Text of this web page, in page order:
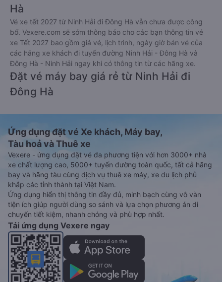
Hà
Vé xe tết 2027 từ Ninh Hải đi Đông Hà vẫn chưa được công
bố. Vexere.com sẽ sớm thông báo cho các bạn thông tin vé
xe Tết 2027 bao gồm giá vé, lịch trình, ngày giờ bán vé của
các hãng xe khách đi tuyến đường Ninh Hải - Đông Hà và
Đông Hà - Ninh Hải ngay khi có thông tin từ các hãng xe.
Đặt vé máy bay giá rẻ từ Ninh Hải đi
Đông Hà
Ứng dụng đặt vé Xe khách, Máy bay,
Tàu hoả và Thuê xe
Vexere - ứng dụng đặt vé đa phương tiện với hơn 3000+ nhà
xe chất lượng cao, 5000+ tuyến đường toàn quốc, tất cả hãng
bay và hãng tàu cùng dịch vụ thuê xe máy, xe du lịch phủ
khắp các tỉnh thành tại Việt Nam.
Ứng dụng hiển thị thông tin đầy đủ, minh bạch cùng vô vàn
tiện ích giúp người dùng so sánh và lựa chọn phương án di
chuyển tiết kiệm, nhanh chóng và phù hợp nhất.
Tải ứng dụng Vexere ngay